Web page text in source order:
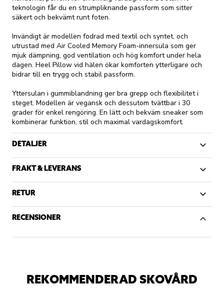
teknologin får du en strumpliknande passform som sitter
säkert och bekvämt runt foten.
Invändigt är modellen fodrad med textil och syntet, och
utrustad med Air Cooled Memory Foam-innersula som ger
mjuk dämpning, god ventilation och hög komfort under hela
dagen. Heel Pillow vid hälen ökar komforten ytterligare och
bidrar till en trygg och stabil passform.
Yttersulan i gummiblandning ger bra grepp och flexibilitet i
steget. Modellen är vegansk och dessutom tvättbar i 30
grader för enkel rengöring. En lätt och bekväm sneaker som
kombinerar funktion, stil och maximal vardagskomfort.
DETALJER
FRAKT & LEVERANS
RETUR
RECENSIONER
REKOMMENDERAD SKOVÅRD